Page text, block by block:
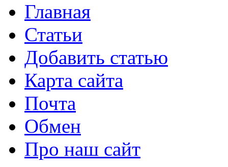
Главная
Статьи
Добавить статью
Карта сайта
Почта
Обмен
Про наш сайт